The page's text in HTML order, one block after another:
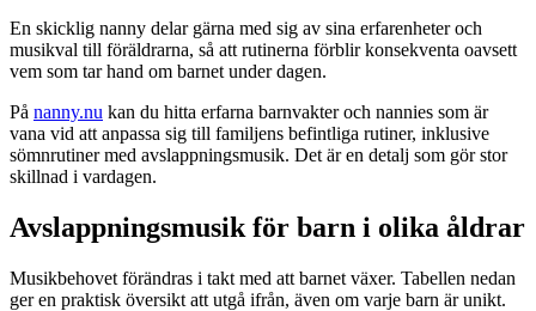
En skicklig nanny delar gärna med sig av sina erfarenheter och
musikval till föräldrarna, så att rutinerna förblir konsekventa oavsett
vem som tar hand om barnet under dagen.
På nanny.nu kan du hitta erfarna barnvakter och nannies som är
vana vid att anpassa sig till familjens befintliga rutiner, inklusive
sömnrutiner med avslappningsmusik. Det är en detalj som gör stor
skillnad i vardagen.
Avslappningsmusik för barn i olika åldrar
Musikbehovet förändras i takt med att barnet växer. Tabellen nedan
ger en praktisk översikt att utgå ifrån, även om varje barn är unikt.